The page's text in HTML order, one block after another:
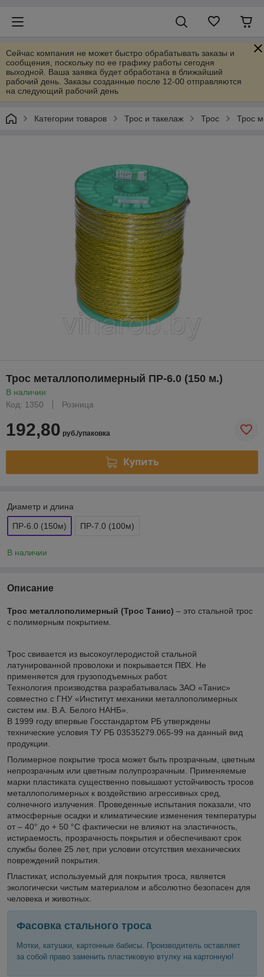
Сейчас компания не может быстро обрабатывать заказы и
сообщения, поскольку по ее графику работы сегодня
выходной. Ваша заявка будет обработана в ближайший
рабочий день. Заказы созданные после 12-00 отправляются
на следующий рабочий день
Категории товаров Трос и такелаж Трос Трос
Трос металлополимерный ПР-6.0 (150 м.)
В наличии
Код: 1350
Розница
192,80 руб./упаковка
Купить
Диаметр и длина
ПР-6.0 (150м) ПР-7.0 (100м)
В наличии
Описание
Трос металлополимерный (Трос Танис) – это стальной трос
с полимерным покрытием.
Трос свивается из высокоуглеродистой стальной
латунированной проволоки и покрывается ПВХ. Не
применяется для грузоподъемных работ.
Технология производства разрабатывалась ЗАО «Танис»
совместно с ГНУ «Институт механики металлополимерных
систем им. В.А. Белого НАНБ».
В 1999 году впервые Госстандартом РБ утверждены
технические условия ТУ РБ 03535279.065-99 на данный вид
продукции.
Полимерное покрытие троса может быть прозрачным, цветным
непрозрачным или цветным полупрозрачным. Применяемые
марки пластиката существенно повышают устойчивость тросов
металлополимерных к воздействию агрессивных сред,
солнечного излучения. Проведенные испытания показали, что
атмосферные осадки и климатические изменения температуры
от – 40° до + 50 °С фактически не влияют на эластичность,
истираемость, прозрачность покрытия и обеспечивают срок
службы более 25 лет, при условии отсутствия механических
повреждений покрытия.
Пластикат, используемый для покрытия троса, является
экологически чистым материалом и абсолютно безопасен для
человека и животных.
Фасовка стального троса
Мотки, катушки, картонные бабисы. Производитель оставляет
за собой право заменить пластиковую втулку на картонную!